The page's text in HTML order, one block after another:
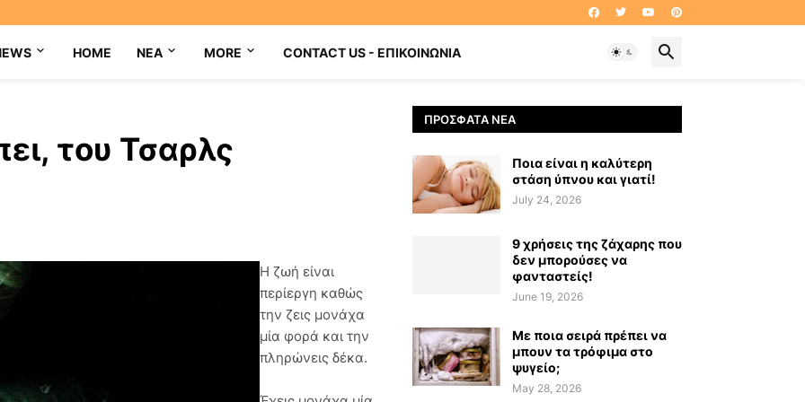
HOME NEA MORE CONTACT US - ΕΠΙΚΟΙΝΩΝΊΑ
του Τσαρλς
Η ζωή είναι
περίεργη καθώς
την ζεις μονάχα
μία φορά και την
πληρώνεις δέκα.
ΠΡΌΣΦΑΤΑ ΝΈΑ
Ποια είναι η καλύτερη
στάση ύπνου και γιατί!
July 24, 2026
9 χρήσεις της ζάχαρης που
δεν μπορούσες να
φανταστείς!
June 19, 2026
Με ποια σειρά πρέπει να
μπουν τα τρόφιμα στο
ψυγείο;
May 28, 2026